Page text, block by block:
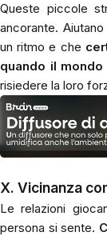
Queste piccole
ancorante.
un ritmo e che
quando il
risiedere la loro
X. Vicinanza
Le relazioni
persona si sente.